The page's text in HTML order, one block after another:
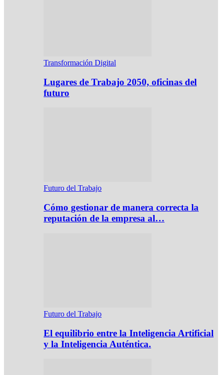
Transformación Digital
Lugares de Trabajo 2050, oficinas del
futuro
Futuro del Trabajo
Cómo gestionar de manera correcta la
reputación de la empresa al…
Futuro del Trabajo
El equilibrio entre la Inteligencia Artificial
y la Inteligencia Auténtica.